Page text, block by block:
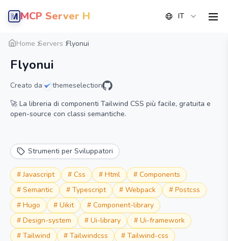
MCP Server Hub IT
Home Servers Flyonui
Flyonui
Creato da
themeselection
🚀 La libreria di componenti Tailwind CSS più facile, gratuita e
open-source con classi semantiche.
Strumenti per Sviluppatori
#Javascript # Css # Html # Components
# Semantic # Typescript # Webpack # Postcss
# Hugo # Uikit # Component-library
# Design-system # Ui-library # Ui-framework
# Tailwind # Tailwindcss # Tailwind-css
Panoramica